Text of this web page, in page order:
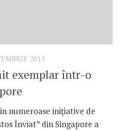
2013
exemplar într-o
numeroase iniţiative de
Înviat” din Singapore a